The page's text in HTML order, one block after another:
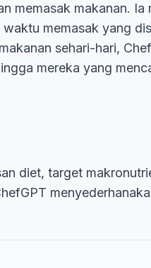
memasak makanan. Ia
memasak yang
sehari-hari,
mereka yang
diet, target